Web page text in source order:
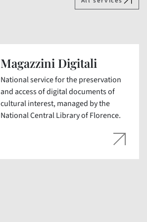
Magazzini Digitali
National service for the preservation
and access of digital documents of
cultural interest, managed by the
National Central Library of Florence.